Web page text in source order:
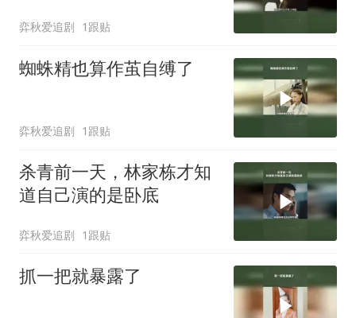
弈秋爱追剧 1跟贴
蜘蛛精也算作茧自缚了
弈秋爱追剧 1跟贴
杀青前一天，林家栋才知
道自己演的是卧底
弈秋爱追剧 1跟贴
抓一把就暴露了